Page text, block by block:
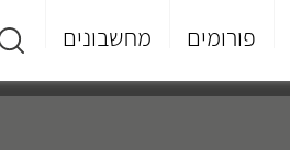
פורומים מחשבונים